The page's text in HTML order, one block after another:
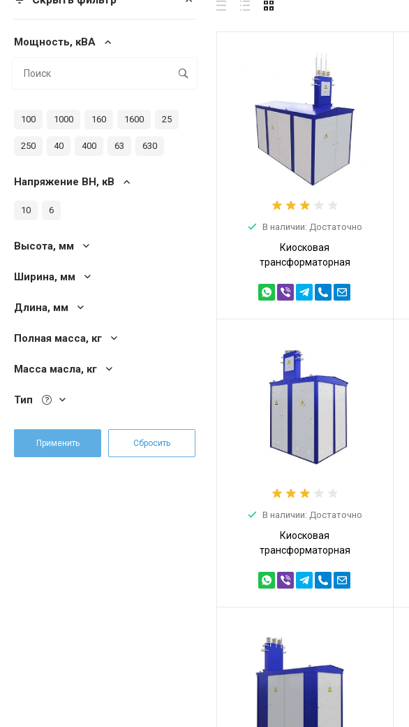
Мощность, кВА
100 1000 160 1600 25
250 40 400 63 630
Напряжение ВН, кВ
10 6
Высота, мм
Ширина, мм
Длина, мм
Полная масса, кг
Масса масла, кг
Тип
В наличии: Достаточно
Киосковая
трансформаторная
10/0,4 (КТПТ-1600/10/0,4)
В наличии: Достаточно
Киосковая
трансформаторная
10/0,4 (КТПТ-630/10/0,4)